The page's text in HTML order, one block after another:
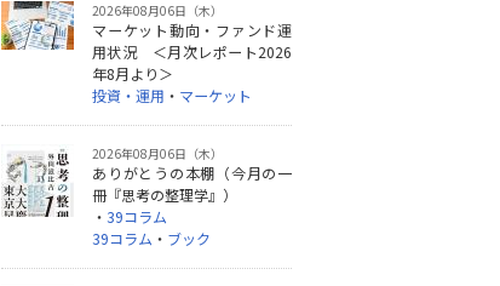
2026年08月06日（木）
マーケット動向・ファンド運
用状況 ＜月次レポート2026
年8月より＞
投資・運用 ・ マーケット
2026年08月06日（木）
ありがとうの本棚（今月の一
冊『思考の整理学』）
・ 39コラム
39コラム ・ ブック